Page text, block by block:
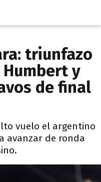
triunfazo
y
de final
vuelo el argentino
avanzar de ronda